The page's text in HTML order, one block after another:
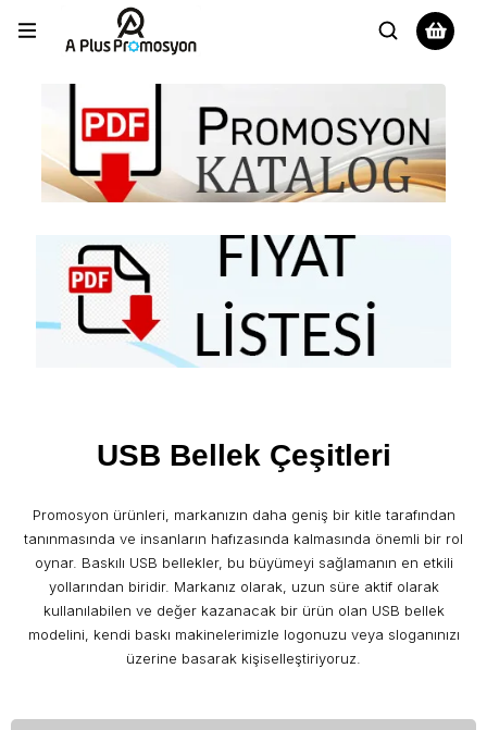
USB Bellek Çeşitleri
Promosyon ürünleri, markanızın daha geniş bir kitle tarafından
tanınmasında ve insanların hafızasında kalmasında önemli bir rol
oynar. Baskılı USB bellekler, bu büyümeyi sağlamanın en etkili
yollarından biridir. Markanız olarak, uzun süre aktif olarak
kullanılabilen ve değer kazanacak bir ürün olan USB bellek
modelini, kendi baskı makinelerimizle logonuzu veya sloganınızı
üzerine basarak kişiselleştiriyoruz.